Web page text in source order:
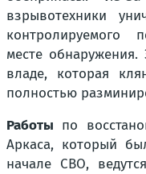
взрывотехники
контролируемого
месте
владе, которая
полностью
Работы по
Аркаса, который
начале СВО,